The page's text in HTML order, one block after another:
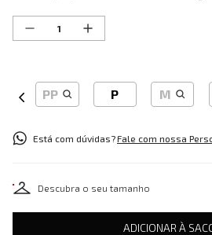
PP P M
Está com dúvidas?Fale com nossa
Descubra o seu tamanho
ADICIONAR À